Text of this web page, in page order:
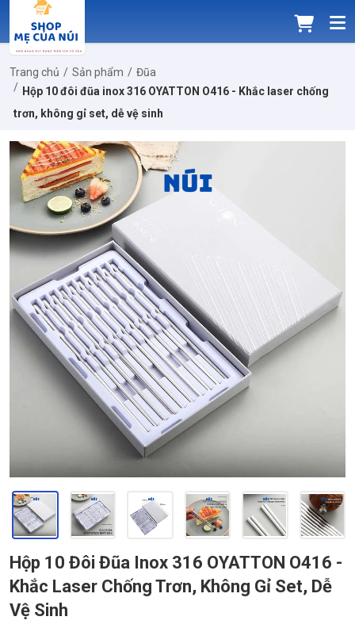
Trang chủ Sản phẩm
Đũa
Hộp 10 đôi đũa inox 316 OYATTON O416 - Khắc laser chống
trơn, không gỉ set, dễ vệ sinh
Hộp 10 Đôi Đũa Inox 316 OYATTON O416 -
Khắc Laser Chống Trơn, Không Gỉ Set, Dễ
Vệ Sinh